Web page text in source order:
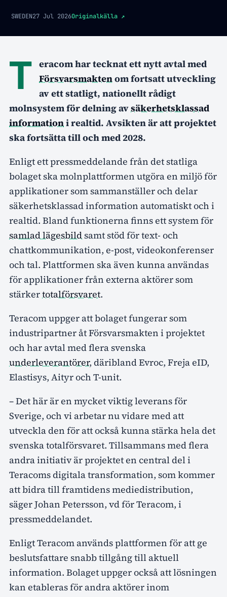
SWEDEN27 Jul 2026Originalkälla ↗
T eracom har tecknat ett nytt avtal med
Försvarsmaktenom fortsatt utveckling
av ett statligt, nationellt rådigt
molnsystem för delning avsäkerhetsklassad
informationi realtid. Avsikten är att projektet
ska fortsätta till och med 2028.
Enligt ett pressmeddelande från det statliga
bolaget ska molnplattformen utgöra en miljö för
applikationer som sammanställer och delar
säkerhetsklassad information automatiskt och i
realtid. Bland funktionerna finns ett system för
samlad lägesbild samt stöd för text- och
chattkommunikation, e-post, videokonferenser
och tal. Plattformen ska även kunna användas
för applikationer från externa aktörer som
stärkertotalförsvaret.
Teracom uppger att bolaget fungerar som
industripartner åt Försvarsmakten i projektet
och har avtal med flera svenska
underleverantörer, däribland Evroc, Freja eID,
Elastisys, Aityr och T-unit.
– Det här är en mycket viktig leverans för
Sverige, och vi arbetar nu vidare med att
utveckla den för att också kunna stärka hela det
svenska totalförsvaret. Tillsammans med flera
andra initiativ är projektet en central del i
Teracoms digitala transformation, som kommer
att bidra till framtidens mediedistribution,
säger Johan Petersson, vd för Teracom, i
pressmeddelandet.
Enligt Teracom används plattformen för att ge
beslutsfattare snabb tillgång till aktuell
information. Bolaget uppger också att lösningen
kan etableras för andra aktörer inom